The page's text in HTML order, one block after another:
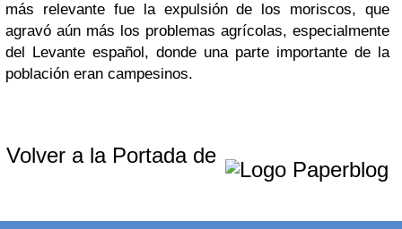
más relevante fue la expulsión de los moriscos, que
agravó aún más los problemas agrícolas, especialmente
del Levante español, donde una parte importante de la
población eran campesinos.
Volver a la Portada de